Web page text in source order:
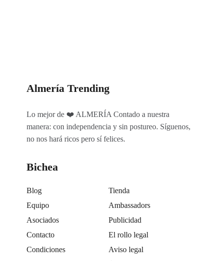
Almería Trending
Lo mejor de ❤️ ALMERÍA Contado a nuestra
manera: con independencia y sin postureo. Síguenos,
no nos hará ricos pero sí felices.
Bichea
Blog
Tienda
Equipo
Ambassadors
Asociados
Publicidad
Contacto
El rollo legal
Condiciones
Aviso legal